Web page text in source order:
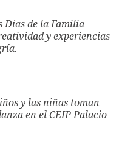
Días de la Familia
y experiencias
y las niñas toman
en el CEIP Palacio